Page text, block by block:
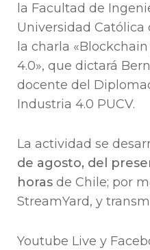
la Facultad de
Universidad Católica
la charla
4.0», que dictará
docente del
Industria 4.0 PUCV.
La actividad se
de agosto, del
horas de Chile; por
StreamYard, y
Youtube Live y